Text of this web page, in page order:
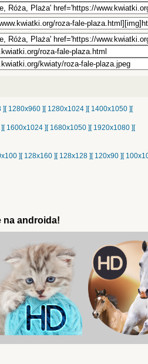
][ 1280x960 ][ 1280x1024 ][ 1400x1050 ][
[ 1600x1024 ][ 1680x1050 ][ 1920x1080 ][
][ 128x160 ][ 128x128 ][ 120x90 ][
na androida!